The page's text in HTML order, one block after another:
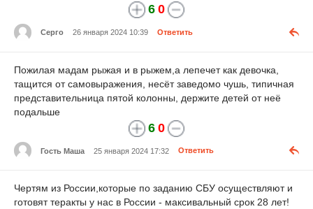
6 0
Серго 26 января 2024 10:39 Ответить
Пожилая мадам рыжая и в рыжем,а лепечет как девочка,
тащится от самовыражения, несёт заведомо чушь, типичная
представительница пятой колонны, держите детей от неё
подальше
6 0
Гость Маша 25 января 2024 17:32 Ответить
Чертям из России,которые по заданию СБУ осуществляют и
готовят теракты у нас в России - максивальный срок 28 лет!